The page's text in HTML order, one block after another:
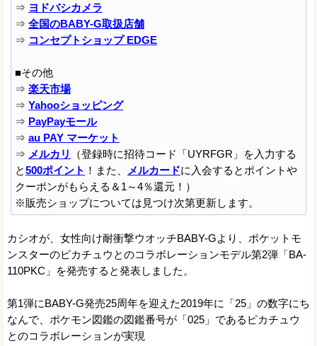
⇒ ヨドバシカメラ
⇒ 全国のBABY-G取扱店舗
⇒ コンセプトショップ EDGE
■その他
⇒ 楽天市場
⇒ Yahooショッピング
⇒ PayPayモール
⇒ au PAY マーケット
⇒ メルカリ
（登録時に招待コード「UYRFGR」を入力する
と500ポイント ！また、 メルカードに入会するとポイントや
クーポンがもらえる＆1～4％還元！）
※販売ショップについては見つけ次第更新します。
カシオが、女性向け耐衝撃ウオッチBABY-Gより、ポケットモ
ンスターのピカチュウとのコラボレーションモデル第2弾「BA-
110PKC」を発売すると発表しました。
第1弾にBABY-G発売25周年を迎えた2019年に「25」の数字にち
なんで、ポケモン図鑑の図鑑番号が「025」であるピカチュウ
とのコラボレーションが実現